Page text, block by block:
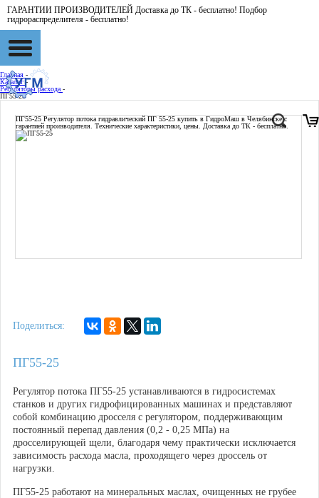
ГАРАНТИИ ПРОИЗВОДИТЕЛЕЙ Доставка до ТК - бесплатно! Подбор
гидрораспределителя - бесплатно!
Главная -
Каталог -
Регуляторы расхода -
ПГ55-25
ПГ55-25 Регулятор потока гидравлический ПГ 55-25 купить в ГидроМаш в Челябинске с
гарантией производителя. Технические характеристики, цены. Доставка до ТК - бесплатно.
Поделиться:
ПГ55-25
Регулятор потока ПГ55-25 устанавливаются в гидросистемах
станков и других гидрофицированных машинах и представляют
собой комбинацию дросселя с регулятором, поддерживающим
постоянный перепад давления (0,2 - 0,25 МПа) на
дросселирующей щели, благодаря чему практически исключается
зависимость расхода масла, проходящего через дроссель от
нагрузки.
ПГ55-25 работают на минеральных маслах, очищенных не грубее